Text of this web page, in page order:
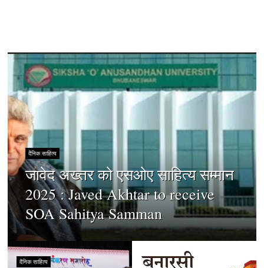
दैनिक साहित्य
जावेद अख्तर को एसओए साहित्य सम्मान
2025 : Javed Akhtar to receive
SOA Sahitya Samman
दैनिक साहित्य